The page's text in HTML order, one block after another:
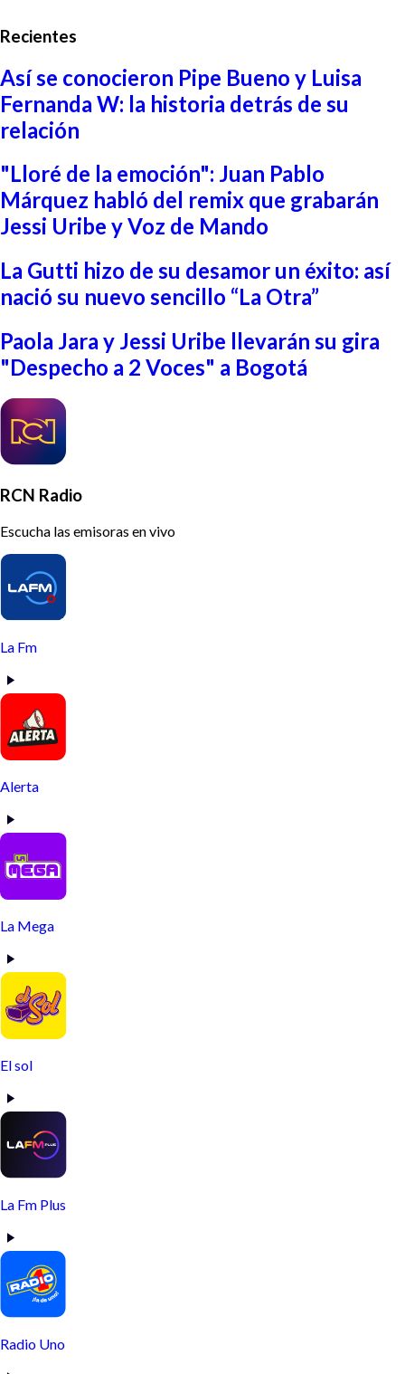
Recientes
Así se conocieron Pipe Bueno y Luisa
Fernanda W: la historia detrás de su
relación
"Lloré de la emoción": Juan Pablo
Márquez habló del remix que grabarán
Jessi Uribe y Voz de Mando
La Gutti hizo de su desamor un éxito: así
nació su nuevo sencillo “La Otra”
Paola Jara y Jessi Uribe llevarán su gira
"Despecho a 2 Voces" a Bogotá
RCN Radio
Escucha las emisoras en vivo
La Fm
Alerta
La Mega
El sol
La Fm Plus
Radio Uno